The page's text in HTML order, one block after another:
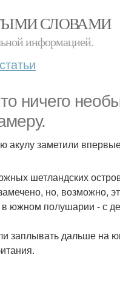
СЛОВАМИ
информацией.
статьи
ничего
заметили
шетландских
но, возможно,
южном полушарии - с
заплывать дальше на